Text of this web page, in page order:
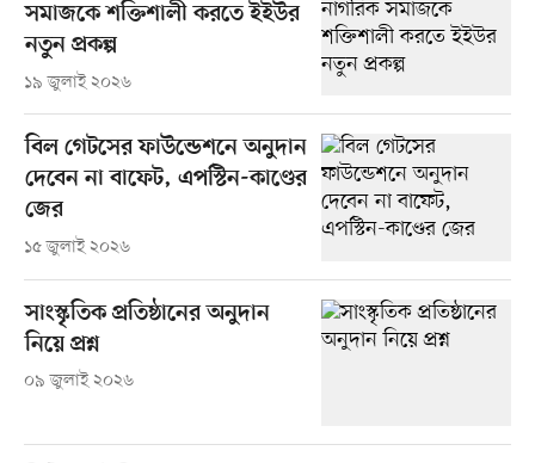
সমাজকে শক্তিশালী করতে ইইউর
নতুন প্রকল্প
১৯ জুলাই ২০২৬
বিল গেটসের ফাউন্ডেশনে অনুদান
দেবেন না বাফেট, এপস্টিন-কাণ্ডের
জের
১৫ জুলাই ২০২৬
সাংস্কৃতিক প্রতিষ্ঠানের অনুদান
নিয়ে প্রশ্ন
০৯ জুলাই ২০২৬